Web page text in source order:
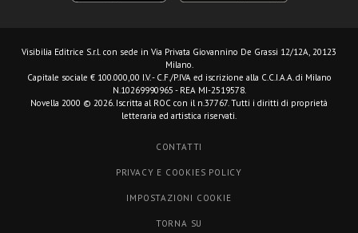
Visibilia Editrice S.r.l. con sede in Via Privata Giovannino De Grassi 12/12A, 20123
Milano.
Capitale sociale € 100.000,00 I.V. - C.F./P.IVA ed iscrizione alla C.C.I.A.A. di Milano
N.10269990965 - REA MI-2519578.
Novella 2000 © 2026. Iscritta al ROC con il n.37767. Tutti i diritti di proprietà
letteraria ed artistica riservati.
CONTATTI
PRIVACY E COOKIES POLICY
IMPOSTAZIONI COOKIE
TORNA SU